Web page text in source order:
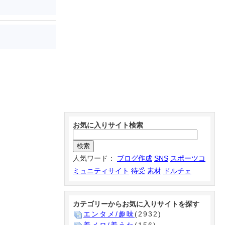
お気に入りサイト検索
人気ワード： ブログ作成 SNS スポーツコ
ミュニティサイト 待受 素材 ドルチェ
カテゴリーからお気に入りサイトを探す
エンタメ/趣味(2932)